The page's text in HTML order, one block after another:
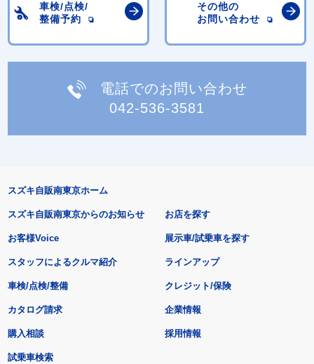
車検/点検/
整備予約
その他の
お問い合わせ
電話でのお問い合わせ
042-536-3581
スズキ自販南東京ホーム
スズキ自販南東京からのお知らせ
お客様Voice
スタッフによるクルマ紹介
お店を探す
展示車/試乗車を探す
ラインアップ
車検/点検/整備 クレジット/保険
カタログ請求
購入相談
試乗車検索
企業情報
採用情報